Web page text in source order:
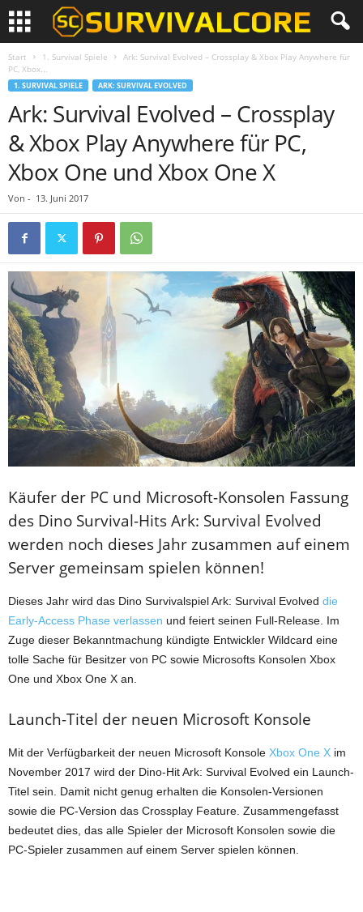
Start 1. Survival Spiele
Ark: Survival Evolved – Crossplay & Xbox Play Anywhere für
PC, Xbox...
1. SURVIVAL SPIELE ARK: SURVIVAL EVOLVED
Ark: Survival Evolved – Crossplay
& Xbox Play Anywhere für PC,
Xbox One und Xbox One X
Von - 13. Juni 2017
Käufer der PC und Microsoft-Konsolen Fassung
des Dino Survival-Hits Ark: Survival Evolved
werden noch dieses Jahr zusammen auf einem
Server gemeinsam spielen können!
Dieses Jahr wird das Dino Survivalspiel Ark: Survival Evolved die
Early-Access Phase verlassen und feiert seinen Full-Release. Im
Zuge dieser Bekanntmachung kündigte Entwickler Wildcard eine
tolle Sache für Besitzer von PC sowie Microsofts Konsolen Xbox
One und Xbox One X an.
Launch-Titel der neuen Microsoft Konsole
Mit der Verfügbarkeit der neuen Microsoft Konsole Xbox One X im
November 2017 wird der Dino-Hit Ark: Survival Evolved ein Launch-
Titel sein. Damit nicht genug erhalten die Konsolen-Versionen
sowie die PC-Version das Crossplay Feature. Zusammengefasst
bedeutet dies, das alle Spieler der Microsoft Konsolen sowie die
PC-Spieler zusammen auf einem Server spielen können.